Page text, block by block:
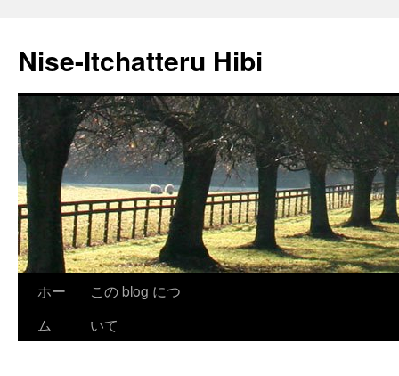
Nise-Itchatteru Hibi
ホー
ム
この blog につ
いて